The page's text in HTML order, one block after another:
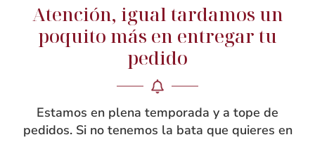
NOSOTRAS
Rebeca García
Blog
Contacto
Atención, igual tardamos un
poquito más en entregar tu
pedido
Estamos en plena temporada y a tope de
pedidos. Si no tenemos la bata que quieres en